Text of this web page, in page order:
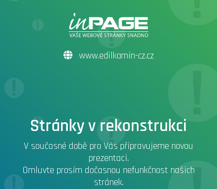
www.edilkamin-cz.cz
Stránky v rekonstrukci
V současné době pro Vás připravujeme novou
prezentaci.
Omluvte prosím dočasnou nefunkčnost našich
stránek.